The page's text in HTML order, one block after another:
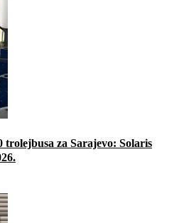
trolejbusa za Sarajevo: Solaris